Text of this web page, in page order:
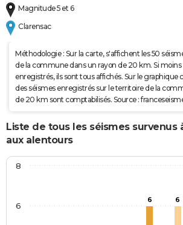
Magnitude 5 et 6
Clarensac
Méthodologie : Sur la carte, s'affichent les 50
de la commune dans un rayon de 20 km. Si moins
enregistrés, ils sont tous affichés. Sur le graphique
des séismes enregistrés sur le territoire de la
de 20 km sont comptabilisés. Source :
Liste de tous les séismes survenus
aux alentours
6 6
6
8